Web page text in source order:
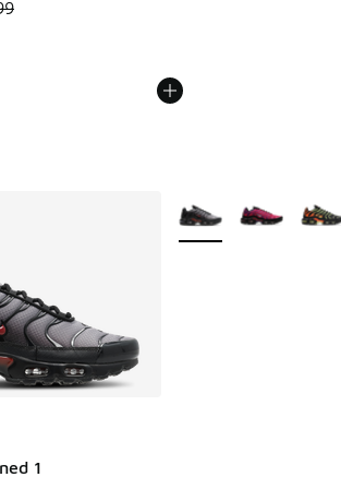
promotion. Prix en baisse de € 189,99 à
1
Plus de couleurs